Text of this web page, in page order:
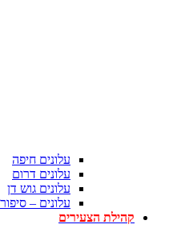
עלונים חיפה
עלונים דרום
עלונים גוש דן
עלונים –
קהילת הצעירים